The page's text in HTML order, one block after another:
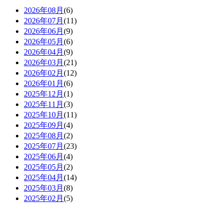
2026年08月 (6)
2026年07月 (11)
2026年06月 (9)
2026年05月 (6)
2026年04月 (9)
2026年03月 (21)
2026年02月 (12)
2026年01月 (6)
2025年12月 (1)
2025年11月 (3)
2025年10月 (11)
2025年09月 (4)
2025年08月 (2)
2025年07月 (23)
2025年06月 (4)
2025年05月 (2)
2025年04月 (14)
2025年03月 (8)
2025年02月 (5)